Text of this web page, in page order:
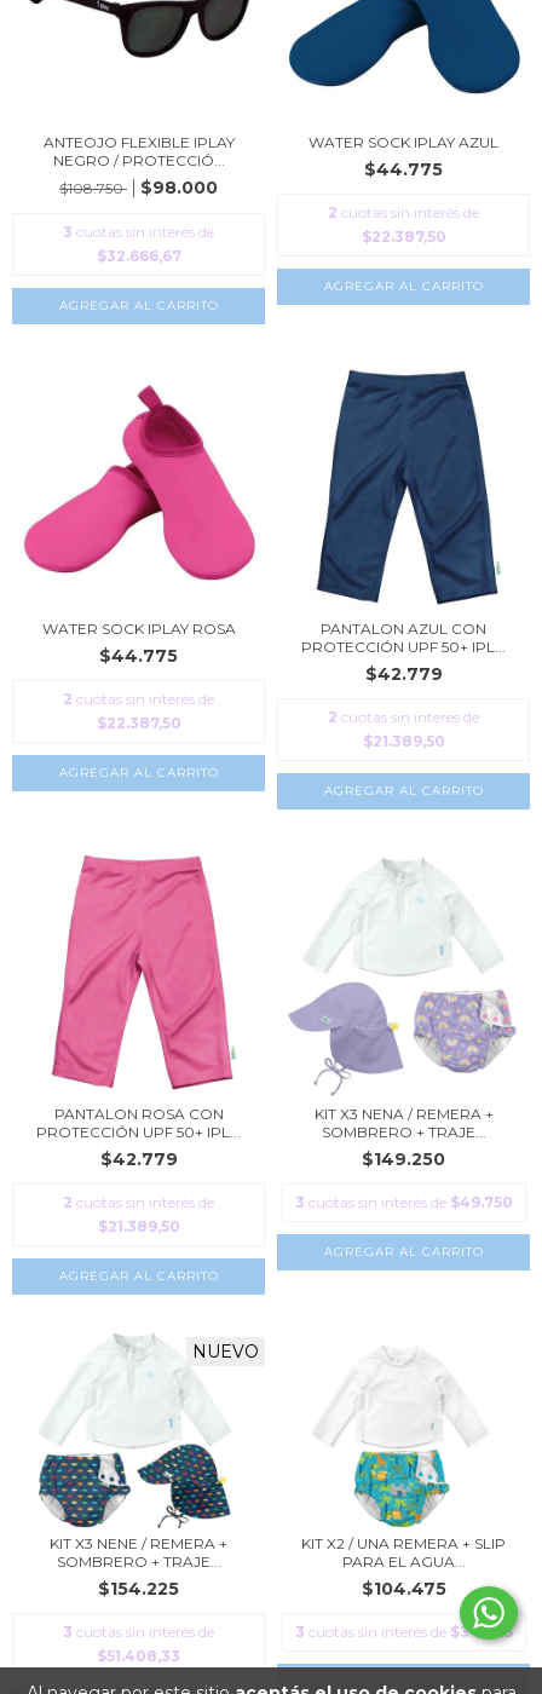
ANTEOJO FLEXIBLE IPLAY
NEGRO / PROTECCIÓ...
$108.750
$98.000
3 cuotas sin interés de
$32.666,67
AGREGAR AL CARRITO
WATER SOCK IPLAY AZUL
$44.775
2 cuotas sin interés de
$22.387,50
AGREGAR AL CARRITO
WATER SOCK IPLAY ROSA
$44.775
2 cuotas sin interés de
$22.387,50
AGREGAR AL CARRITO
PANTALON AZUL CON
PROTECCIÓN UPF 50+ IPL...
$42.779
2 cuotas sin interés de
$21.389,50
AGREGAR AL CARRITO
PANTALON ROSA CON
PROTECCIÓN UPF 50+ IPL...
$42.779
2 cuotas sin interés de
$21.389,50
AGREGAR AL CARRITO
KIT X3 NENA / REMERA +
SOMBRERO + TRAJE...
$149.250
3 cuotas sin interés de $49.750
AGREGAR AL CARRITO
NUEVO
KIT X3 NENE / REMERA +
SOMBRERO + TRAJE...
$154.225
3 cuotas sin interés de
$51.408,33
KIT X2 / UNA REMERA + SLIP
PARA EL AGUA...
$104.475
3 cuotas sin interés de $34.825
AGREGAR AL CARRITO